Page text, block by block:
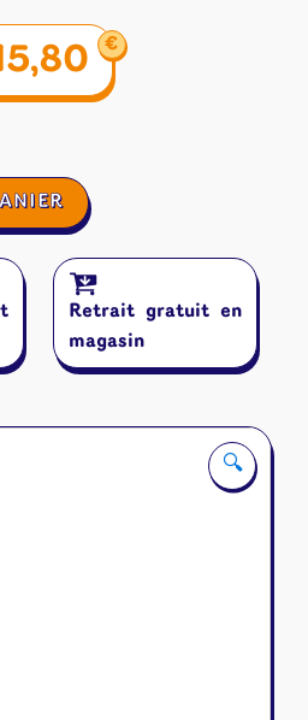
🔍
€
Retrait gratuit en
magasin